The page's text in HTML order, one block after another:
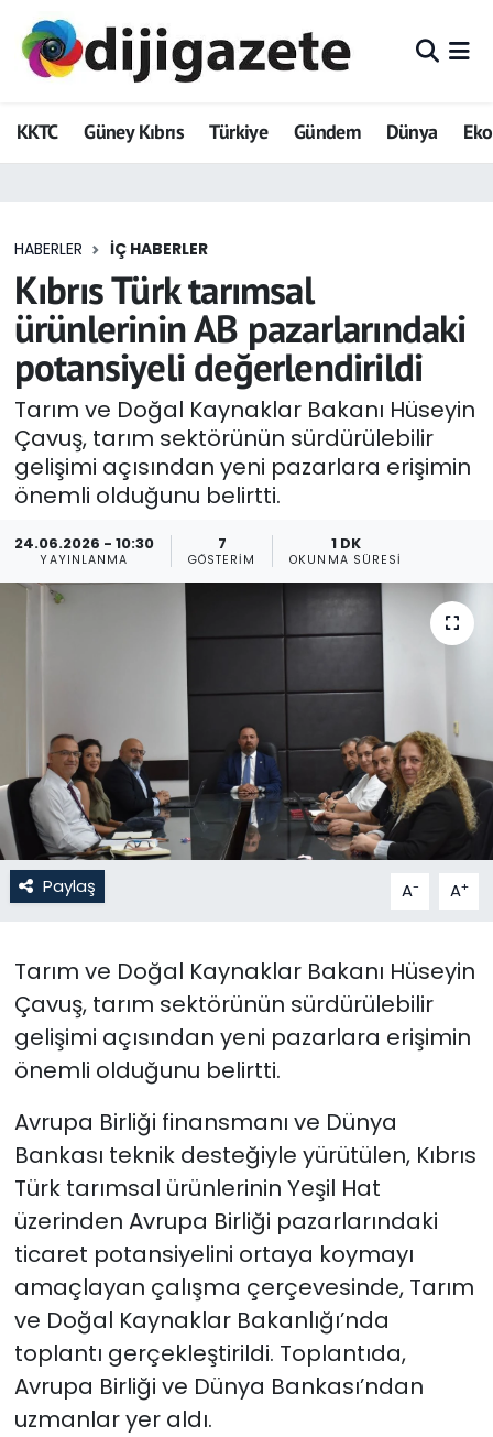
KKTC Güney Kıbrıs Türkiye Gündem Dünya
HABERLER İÇ HABERLER
Kıbrıs Türk tarımsal
ürünlerinin AB pazarlarındaki
potansiyeli değerlendirildi
Tarım ve Doğal Kaynaklar Bakanı Hüseyin
Çavuş, tarım sektörünün sürdürülebilir
gelişimi açısından yeni pazarlara erişimin
önemli olduğunu belirtti.
24.06.2026 - 10:30
YAYINLANMA
7
GÖSTERIM
1 DK
OKUNMA SÜRESI
Paylaş A- A+
Tarım ve Doğal Kaynaklar Bakanı Hüseyin
Çavuş, tarım sektörünün sürdürülebilir
gelişimi açısından yeni pazarlara erişimin
önemli olduğunu belirtti.
Avrupa Birliği finansmanı ve Dünya
Bankası teknik desteğiyle yürütülen, Kıbrıs
Türk tarımsal ürünlerinin Yeşil Hat
üzerinden Avrupa Birliği pazarlarındaki
ticaret potansiyelini ortaya koymayı
amaçlayan çalışma çerçevesinde, Tarım
ve Doğal Kaynaklar Bakanlığı’nda
toplantı gerçekleştirildi. Toplantıda,
Avrupa Birliği ve Dünya Bankası’ndan
uzmanlar yer aldı.
ADVERTORIAL
Dijigazete
Eğitim
Ekonomi
Foto Galeri
GEZİ
Güncel
Gündem
KKTC
KKTC YEREL SEÇİM 2018
Kültür Sanat
Magazin
Moda
Nöbetçi Eczaneler
Politika
SAĞLIK
Teknoloji
TÜRKiYE
Video Galeri
YAŞAM
Yazarlar
Hava Durumu
Trafik Durumu
Tüm Manşetler
Son Dakika Haberleri
Haber Arşivi